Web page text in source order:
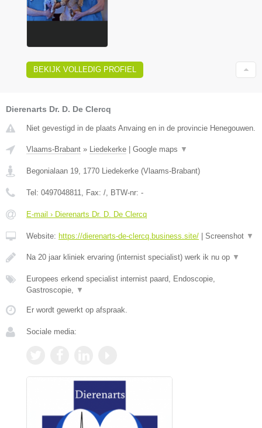
BEKIJK VOLLEDIG PROFIEL
Dierenarts Dr. D. De Clercq
Niet gevestigd in de plaats Anvaing en in de provincie Henegouwen.
Vlaams-Brabant » Liedekerke | Google maps ▼
Begonialaan 19 1770 Liedekerke (Vlaams-Brabant)
Tel: 0497048811 , Fax: / , BTW-nr: -
E-mail › Dierenarts Dr. D. De Clercq
Website: https://dierenarts-de-clercq.business.site/ | Screenshot ▼
Na 20 jaar kliniek ervaring (internist specialist) werk ik nu op ▼
Europees erkend specialist internist paard, Endoscopie,
Gastroscopie,
▼
Er wordt gewerkt op afspraak.
Sociale media: